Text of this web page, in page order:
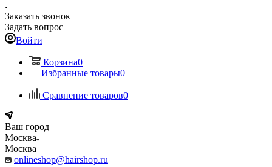
Заказать звонок
Задать вопрос
Войти
Корзина0
Избранные товары0
Сравнение товаров0
Ваш город
Москва
Москва
onlineshop@hairshop.ru